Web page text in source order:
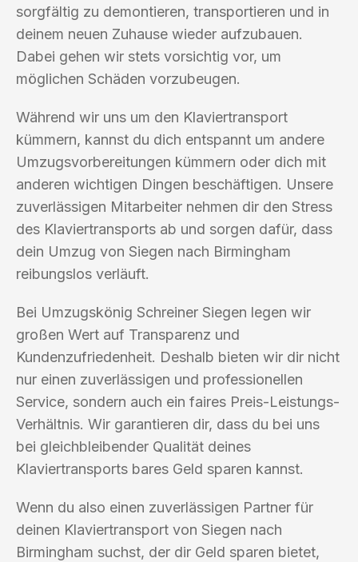
sorgfältig zu demontieren, transportieren und in
deinem neuen Zuhause wieder aufzubauen.
Dabei gehen wir stets vorsichtig vor, um
möglichen Schäden vorzubeugen.
Während wir uns um den Klaviertransport
kümmern, kannst du dich entspannt um andere
Umzugsvorbereitungen kümmern oder dich mit
anderen wichtigen Dingen beschäftigen. Unsere
zuverlässigen Mitarbeiter nehmen dir den Stress
des Klaviertransports ab und sorgen dafür, dass
dein Umzug von Siegen nach Birmingham
reibungslos verläuft.
Bei Umzugskönig Schreiner Siegen legen wir
großen Wert auf Transparenz und
Kundenzufriedenheit. Deshalb bieten wir dir nicht
nur einen zuverlässigen und professionellen
Service, sondern auch ein faires Preis-Leistungs-
Verhältnis. Wir garantieren dir, dass du bei uns
bei gleichbleibender Qualität deines
Klaviertransports bares Geld sparen kannst.
Wenn du also einen zuverlässigen Partner für
deinen Klaviertransport von Siegen nach
Birmingham suchst, der dir Geld sparen bietet,